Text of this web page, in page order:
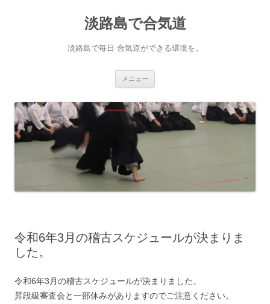
淡路島で合気道
淡路島で毎日 合気道ができる環境を。
メニュー
令和6年3月の稽古スケジュールが決まりま
した。
令和6年3月の稽古スケジュールが決まりました。
昇段級審査会と一部休みがありますのでご注意ください。